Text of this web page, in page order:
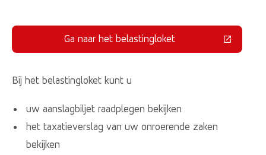
Ga naar het belastingloket(Deze link gaat naar een externe
Bij het belastingloket kunt u
uw aanslagbiljet raadplegen bekijken
het taxatieverslag van uw onroerende zaken
bekijken